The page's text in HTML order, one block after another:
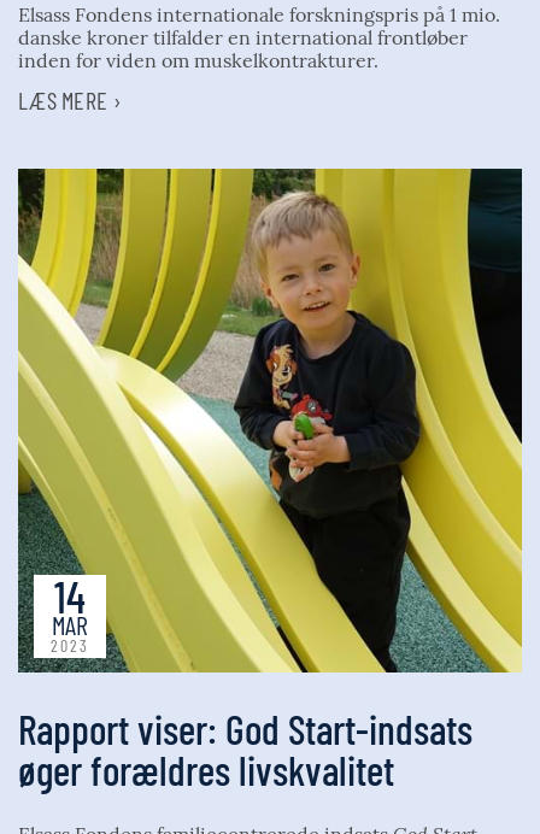
Elsass Fondens internationale forskningspris på 1 mio.
danske kroner tilfalder en international frontløber
inden for viden om muskelkontrakturer.
LÆS MERE ›
14
MAR
2023
Rapport viser: God Start-indsats
øger forældres livskvalitet